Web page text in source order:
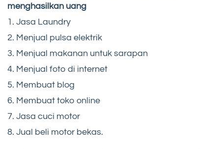
menghasilkan uang
1. Jasa Laundry
2. Menjual pulsa elektrik
3. Menjual makanan untuk sarapan
4. Menjual foto di internet
5. Membuat blog
6. Membuat toko online
7. Jasa cuci motor
8. Jual beli motor bekas.